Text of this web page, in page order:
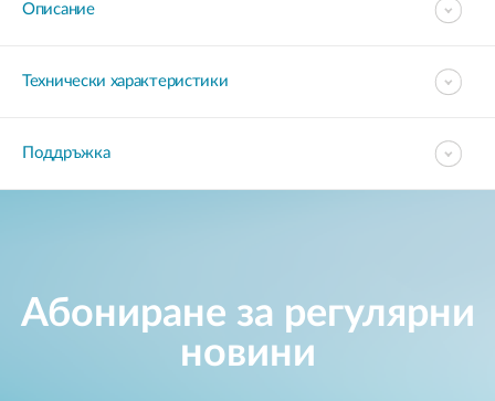
Описание
Технически характеристики
Поддръжка
Абониране за регулярни
новини